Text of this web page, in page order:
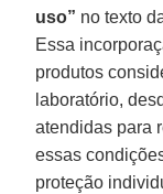
uso” no texto
Essa
produtos
laboratório,
atendidas para
essas
proteção